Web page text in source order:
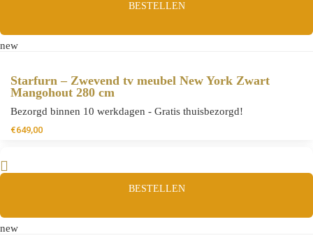
BESTELLEN
new
Starfurn – Zwevend tv meubel New York Zwart
Mangohout 280 cm
Bezorgd binnen 10 werkdagen - Gratis thuisbezorgd!
€649,00
BESTELLEN
new